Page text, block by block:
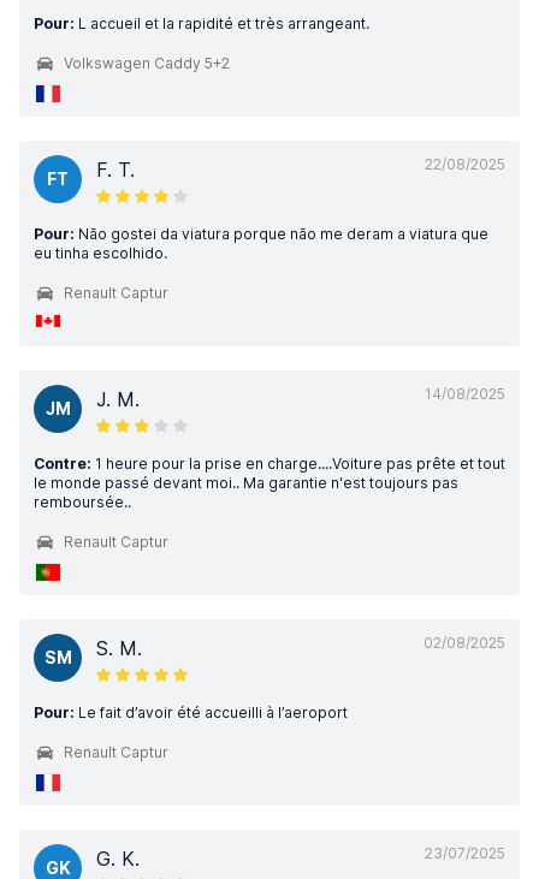
Pour: L accueil et la rapidité et très arrangeant.
Volkswagen Caddy 5+2
22/08/2025
FT F. T.
Pour: Não gostei da viatura porque não me deram a viatura que
eu tinha escolhido.
Renault Captur
14/08/2025
JM J. M.
Contre: 1 heure pour la prise en charge....Voiture pas prête et tout
le monde passé devant moi.. Ma garantie n'est toujours pas
remboursée..
Renault Captur
02/08/2025
SM S. M.
Pour: Le fait d’avoir été accueilli à l’aeroport
Renault Captur
23/07/2025
GK G. K.